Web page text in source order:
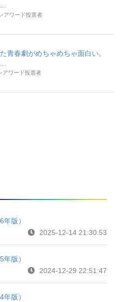
アワード投票者
青春劇がめちゃめちゃ面白い。
アワード投票者
版）
2025-12-14 21:30:53
版）
2024-12-29 22:51:47
版）